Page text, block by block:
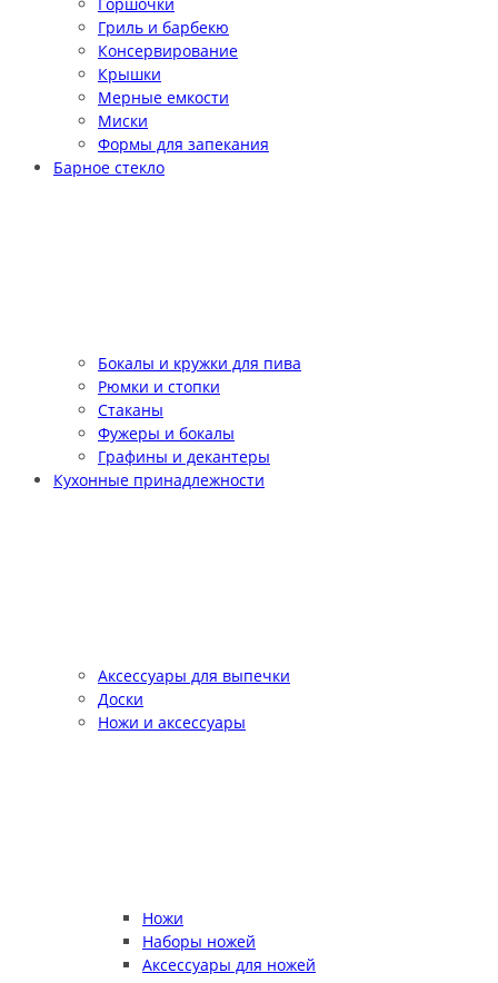
Гриль и барбекю
Консервирование
Крышки
Мерные емкости
Миски
Формы для запекания
Барное стекло
Бокалы и кружки для пива
Рюмки и стопки
Стаканы
Фужеры и бокалы
Графины и декантеры
Кухонные принадлежности
Аксессуары для выпечки
Доски
Ножи и аксессуары
Ножи
Наборы ножей
Аксессуары для ножей